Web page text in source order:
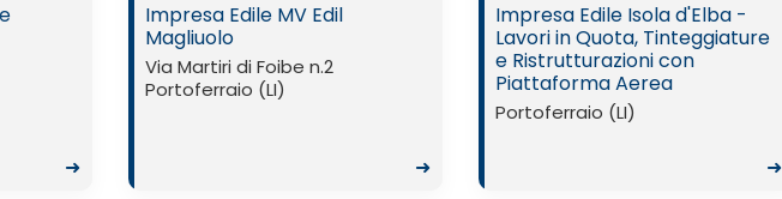
➜
Impresa Edile MV Edil
Magliuolo
Via Martiri di Foibe n.2
Portoferraio (LI)
➜
Impresa Edile Isola d'Elba -
Lavori in Quota, Tinteggiature
e Ristrutturazioni con
Piattaforma Aerea
Portoferraio (LI)
➜